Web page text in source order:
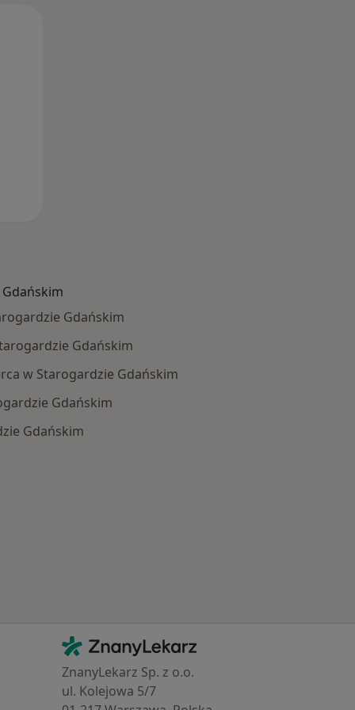
Gdańskim
Gdańskim
w Starogardzie Gdańskim
Gdańskim
Gdańskim
Kontakt
ZnanyLekarz - Strona główna
ZnanyLekarz Sp. z o.o.
ul. Kolejowa 5/7